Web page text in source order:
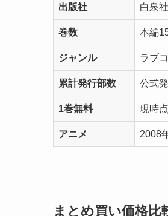
出版社 白泉社
巻数 本編
ジャンル ラブ
累計発行部数 公式
1巻無料 現時
アニメ 2008
まとめ買い価格比